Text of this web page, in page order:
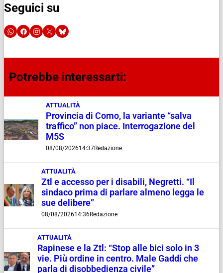
Seguici su
Potrebbe interessarti:
ATTUALITÀ
Provincia di Como, la variante “salva
traffico” non piace. Interrogazione del
M5S
08/08/202614:37Redazione
ATTUALITÀ
Ztl e accesso per i disabili, Negretti. “Il
sindaco prima di parlare almeno legga le
sue delibere”
08/08/202614:36Redazione
ATTUALITÀ
Rapinese e la Ztl: “Stop alle bici solo in 3
vie. Più ordine in centro. Male Gaddi che
parla di disobbedienza civile”